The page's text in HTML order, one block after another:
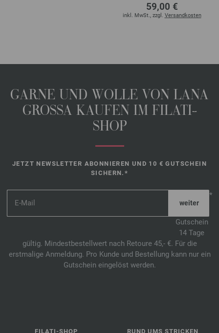
59,00 €
inkl. MwSt., zzgl. Versandkosten
GARNE UND WOLLE VON LANA
GROSSA KAUFEN IM FILATI-
SHOP
JETZT NEWSLETTER ABONNIEREN UND 10 € GUTSCHEIN
SICHERN.*
*
Gutschein
14 Tage
gültig. Mindestbestellwert nach Retoure 45,- €. Für die
erstmalige Anmeldung. Pro Kunde und Bestellung kann nur ein
Gutschein eingelöst werden.
FILATI-SHOP RUND UMS STRICKEN